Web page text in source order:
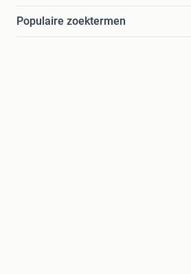
Populaire zoektermen